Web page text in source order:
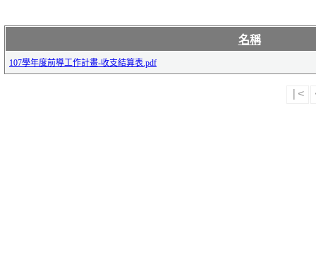
名稱
107學年度前導工作計畫-收支結算表.pdf
|<